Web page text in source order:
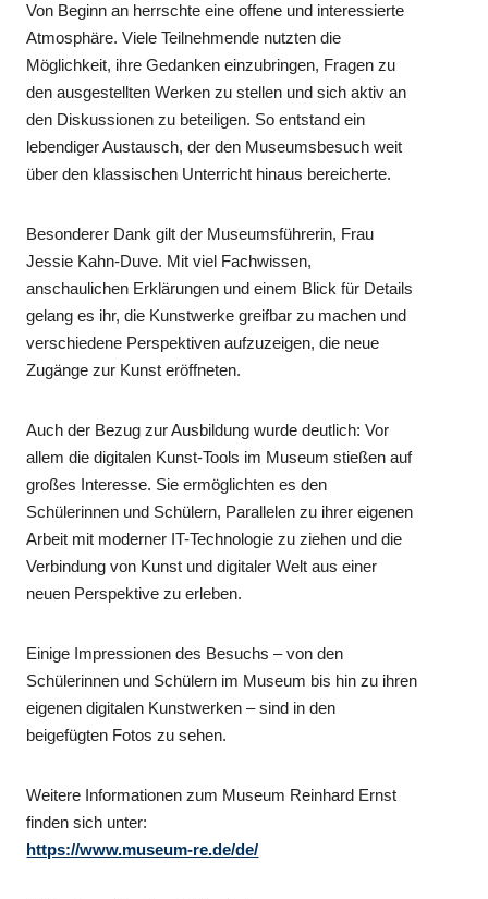
Von Beginn an herrschte eine offene und interessierte
Atmosphäre. Viele Teilnehmende nutzten die
Möglichkeit, ihre Gedanken einzubringen, Fragen zu
den ausgestellten Werken zu stellen und sich aktiv an
den Diskussionen zu beteiligen. So entstand ein
lebendiger Austausch, der den Museumsbesuch weit
über den klassischen Unterricht hinaus bereicherte.
Besonderer Dank gilt der Museumsführerin, Frau
Jessie Kahn-Duve. Mit viel Fachwissen,
anschaulichen Erklärungen und einem Blick für Details
gelang es ihr, die Kunstwerke greifbar zu machen und
verschiedene Perspektiven aufzuzeigen, die neue
Zugänge zur Kunst eröffneten.
Auch der Bezug zur Ausbildung wurde deutlich: Vor
allem die digitalen Kunst-Tools im Museum stießen auf
großes Interesse. Sie ermöglichten es den
Schülerinnen und Schülern, Parallelen zu ihrer eigenen
Arbeit mit moderner IT-Technologie zu ziehen und die
Verbindung von Kunst und digitaler Welt aus einer
neuen Perspektive zu erleben.
Einige Impressionen des Besuchs – von den
Schülerinnen und Schülern im Museum bis hin zu ihren
eigenen digitalen Kunstwerken – sind in den
beigefügten Fotos zu sehen.
Weitere Informationen zum Museum Reinhard Ernst
finden sich unter:
https://www.museum-re.de/de/